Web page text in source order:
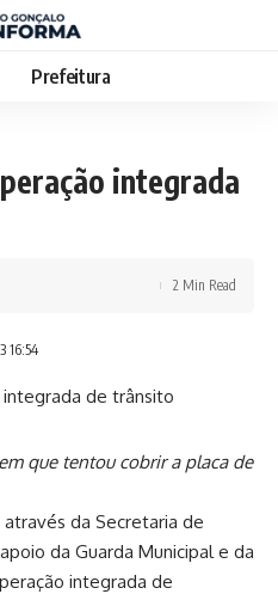
Prefeitura
integrada
16:54
2 Min Read
que tentou cobrir a placa de
da Secretaria de
da Guarda Municipal e da
integrada de